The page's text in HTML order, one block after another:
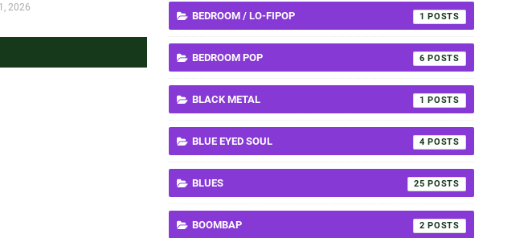
2026
BEDROOM / LO-FIPOP 1
BEDROOM POP 6
BLACK METAL 1
BLUE EYED SOUL 4
BLUES 25
BOOMBAP 2